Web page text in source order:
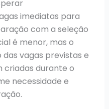
imediatas para
com a seleção
é menor, mas o
vagas previstas e
criadas durante o
necessidade e